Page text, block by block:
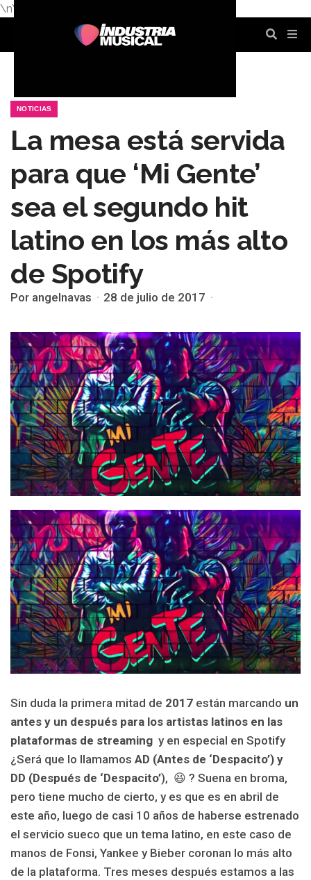
\n\n
NOTICIAS
La mesa está servida
para que ‘Mi Gente’
sea el segundo hit
latino en los más alto
de Spotify
Por angelnavas 28 de julio de 2017
Sin duda la primera mitad de 2017 están marcando un
antes y un después para los artistas latinos en las
plataformas de streaming y en especial en Spotify
¿Será que lo llamamos AD (Antes de ‘Despacito’) y
DD (Después de ‘Despacito’), 😆 ? Suena en broma,
pero tiene mucho de cierto, y es que es en abril de
este año, luego de casi 10 años de haberse estrenado
el servicio sueco que un tema latino, en este caso de
manos de Fonsi, Yankee y Bieber coronan lo más alto
de la plataforma. Tres meses después estamos a las